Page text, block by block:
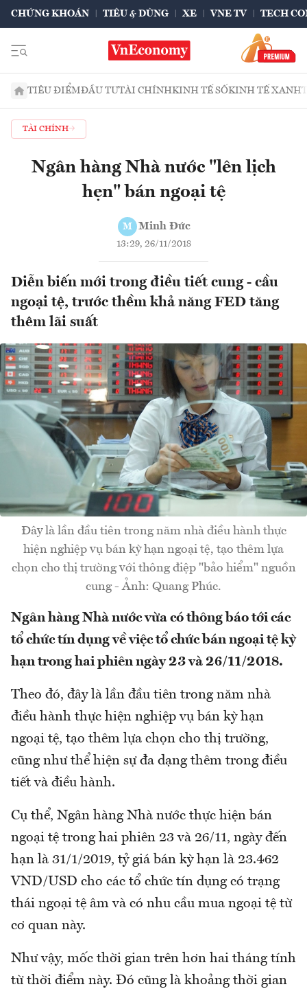
CHỨNG KHOÁN TIÊU & DÙNG XE VNE TV TECH
TIÊU ĐIỂMĐẦU TƯTÀI CHÍNHKINH TẾ SỐKINH TẾ XANH
TÀI CHÍNH
Ngân hàng Nhà nước "lên lịch
hẹn" bán ngoại tệ
M Minh Đức
13:29, 26/11/2018
Diễn biến mới trong điều tiết cung - cầu
ngoại tệ, trước thềm khả năng FED tăng
thêm lãi suất
Đây là lần đầu tiên trong năm nhà điều hành thực
hiện nghiệp vụ bán kỳ hạn ngoại tệ, tạo thêm lựa
chọn cho thị trường với thông điệp "bảo hiểm" nguồn
cung - Ảnh: Quang Phúc.
Ngân hàng Nhà nước vừa có thông báo tới các
tổ chức tín dụng về việc tổ chức bán ngoại tệ kỳ
hạn trong hai phiên ngày 23 và 26/11/2018.
Theo đó, đây là lần đầu tiên trong năm nhà
điều hành thực hiện nghiệp vụ bán kỳ hạn
ngoại tệ, tạo thêm lựa chọn cho thị trường,
cũng như thể hiện sự đa dạng thêm trong điều
tiết và điều hành.
Cụ thể, Ngân hàng Nhà nước thực hiện bán
ngoại tệ trong hai phiên 23 và 26/11, ngày đến
hạn là 31/1/2019, tỷ giá bán kỳ hạn là 23.462
VND/USD cho các tổ chức tín dụng có trạng
thái ngoại tệ âm và có nhu cầu mua ngoại tệ từ
cơ quan này.
Như vậy, mốc thời gian trên hơn hai tháng tính
từ thời điểm này. Đó cũng là khoảng thời gian